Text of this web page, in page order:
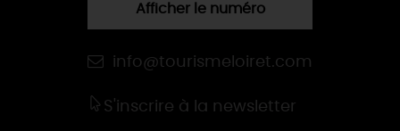
Afficher le numéro
info@tourismeloiret.com
S'inscrire à la newsletter